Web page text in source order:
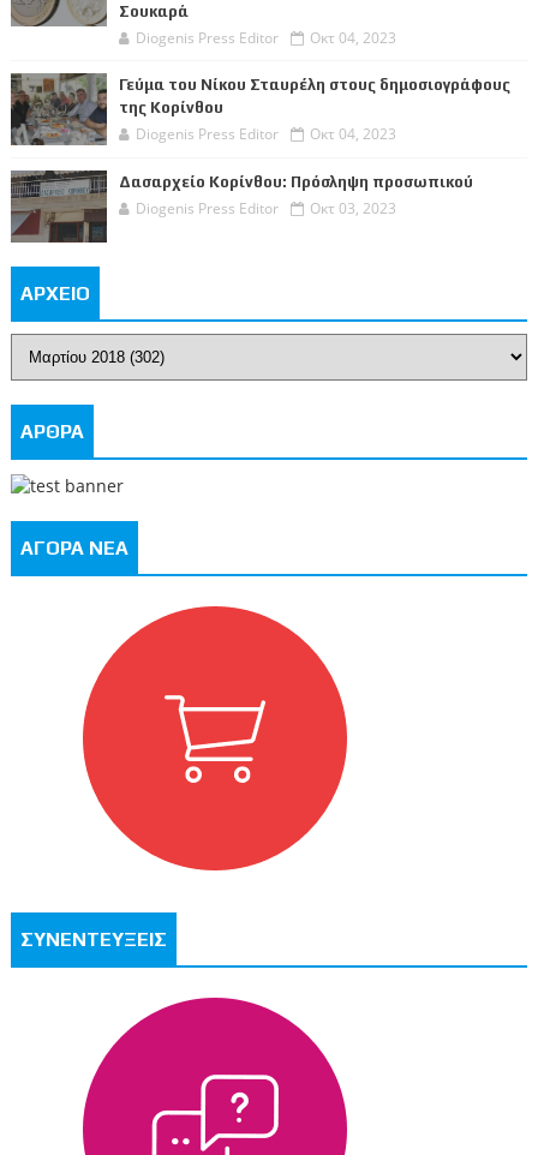
Σουκαρά
Diogenis Press Editor Οκτ 04, 2023
Γεύμα του Νίκου Σταυρέλη στους δημοσιογράφους
της Κορίνθου
Diogenis Press Editor Οκτ 04, 2023
Δασαρχείο Κορίνθου: Πρόσληψη προσωπικού
Diogenis Press Editor Οκτ 03, 2023
ΑΡΧΕΙΟ
ΑΡΘΡΑ
ΑΓΟΡΑ ΝΕΑ
ΣΥΝΕΝΤΕΥΞΕΙΣ